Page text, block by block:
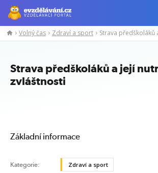
Manažerské
Odborné
Volný čas Zdraví a sport
Strava předškoláků a její
zvláštnosti
Základní informace
Kategorie: Zdraví a sport